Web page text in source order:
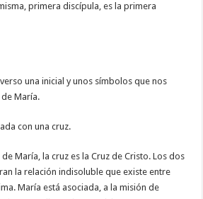
primera discípula, es la primera
una inicial y unos símbolos que nos
María.
con una cruz.
María, la cruz es la Cruz de Cristo. Los dos
la relación indisoluble que existe entre
María está asociada, a la misión de